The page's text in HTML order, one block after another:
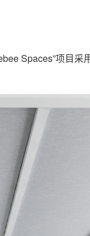
Spaces”项目采